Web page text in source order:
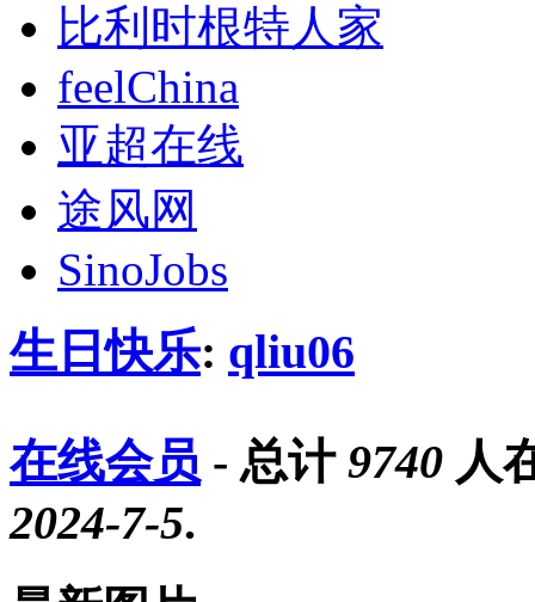
比利时根特人家
feelChina
亚超在线
途风网
SinoJobs
生日快乐: qliu06
在线会员 - 总计 9740 人
2024-7-5.